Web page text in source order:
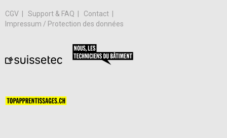
CGV Support & FAQ
Contact
Impressum / Protection des données